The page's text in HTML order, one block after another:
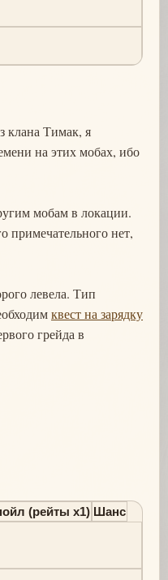
клана Тимак, я
на этих мобах, ибо
мобам в локации.
примечательного нет,
левела. Тип
квест на зарядку
грейда в
(рейты х1) Шанс